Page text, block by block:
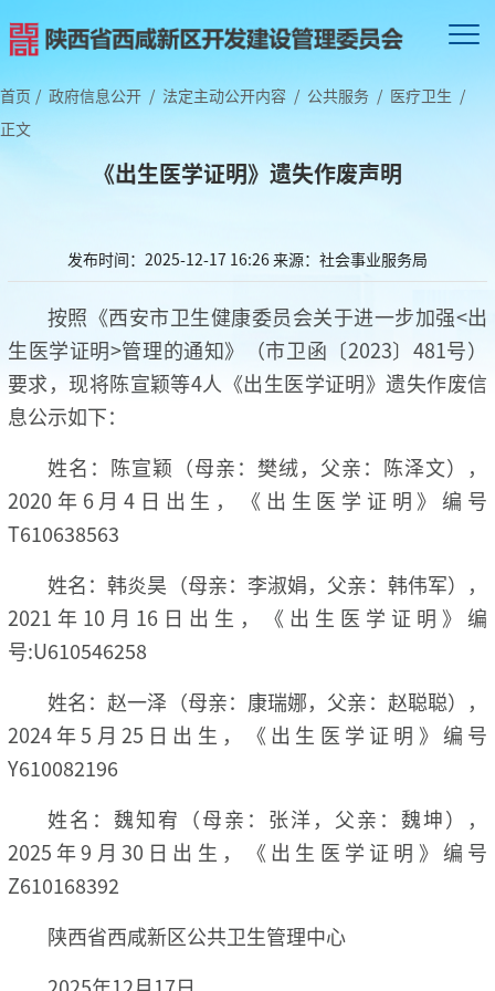
首页 / 政府信息公开 / 法定主动公开内容 / 公共服务 / 医疗卫生 /
正文
《出生医学证明》遗失作废声明
发布时间：2025-12-17 16:26来源：社会事业服务局
按照《西安市卫生健康委员会关于进一步加强<出
生医学证明>管理的通知》（市卫函〔2023〕481号）
要求，现将陈宣颖等4人《出生医学证明》遗失作废信
息公示如下：
姓名：陈宣颖（母亲：樊绒，父亲：陈泽文），
2020年6月4日出生，《出生医学证明》编号
T610638563
姓名：韩炎昊（母亲：李淑娟，父亲：韩伟军），
2021年10月16日出生，《出生医学证明》编
号:U610546258
姓名：赵一泽（母亲：康瑞娜，父亲：赵聪聪），
2024年5月25日出生，《出生医学证明》编号
Y610082196
姓名：魏知宥（母亲：张洋，父亲：魏坤），
2025年9月30日出生，《出生医学证明》编号
Z610168392
陕西省西咸新区公共卫生管理中心